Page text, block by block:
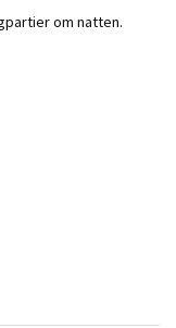
om natten.